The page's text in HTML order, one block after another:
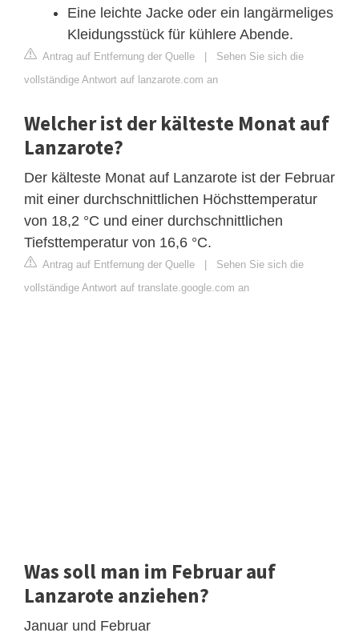
Eine leichte Jacke oder ein langärmeliges
Kleidungsstück für kühlere Abende.
Antrag auf Entfernung der Quelle | Sehen Sie sich die
vollständige Antwort auf lanzarote.com an
Welcher ist der kälteste Monat auf
Lanzarote?
Der kälteste Monat auf Lanzarote ist der Februar
mit einer durchschnittlichen Höchsttemperatur
von 18,2 °C und einer durchschnittlichen
Tiefsttemperatur von 16,6 °C.
Antrag auf Entfernung der Quelle | Sehen Sie sich die
vollständige Antwort auf translate.google.com an
Was soll man im Februar auf
Lanzarote anziehen?
Januar und Februar